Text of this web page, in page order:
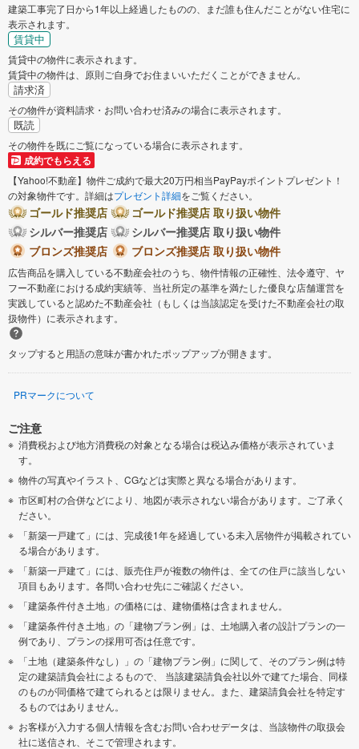
建築工事完了日から1年以上経過したものの、まだ誰も住んだことがない住宅に
表示されます。
賃貸中
賃貸中の物件に表示されます。
賃貸中の物件は、原則ご自身でお住まいいただくことができません。
請求済
その物件が資料請求・お問い合わせ済みの場合に表示されます。
既読
その物件を既にご覧になっている場合に表示されます。
成約でもらえる
【Yahoo!不動産】物件ご成約で最大20万円相当PayPayポイントプレゼント！
の対象物件です。詳細はプレゼント詳細をご覧ください。
ゴールド推奨店
ゴールド推奨店 取り扱い物件
シルバー推奨店
シルバー推奨店 取り扱い物件
ブロンズ推奨店
ブロンズ推奨店 取り扱い物件
広告商品を購入している不動産会社のうち、物件情報の正確性、法令遵守、ヤ
フー不動産における成約実績等、当社所定の基準を満たした優良な店舗運営を
実践していると認めた不動産会社（もしくは当該認定を受けた不動産会社の取
扱物件）に表示されます。
タップすると用語の意味が書かれたポップアップが開きます。
PRマークについて
ご注意
消費税および地方消費税の対象となる場合は税込み価格が表示されていま
す。
物件の写真やイラスト、CGなどは実際と異なる場合があります。
市区町村の合併などにより、地図が表示されない場合があります。ご了承く
ださい。
「新築一戸建て」には、完成後1年を経過している未入居物件が掲載されてい
る場合があります。
「新築一戸建て」には、販売住戸が複数の物件は、全ての住戸に該当しない
項目もあります。各問い合わせ先にご確認ください。
「建築条件付き土地」の価格には、建物価格は含まれません。
「建築条件付き土地」の「建物プラン例」は、土地購入者の設計プランの一
例であり、プランの採用可否は任意です。
「土地（建築条件なし）」の「建物プラン例」に関して、そのプラン例は特
定の建築請負会社によるもので、 当該建築請負会社以外で建てた場合、同様
のものが同価格で建てられるとは限りません。また、建築請負会社を特定す
るものではありません。
お客様が入力する個人情報を含むお問い合わせデータは、当該物件の取扱会
社に送信され、そこで管理されます。